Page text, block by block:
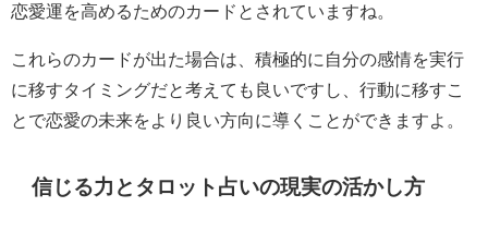
恋愛運を高めるためのカードとされていますね。
これらのカードが出た場合は、積極的に自分の感情を実行
に移すタイミングだと考えても良いですし、行動に移すこ
とで恋愛の未来をより良い方向に導くことができますよ。
信じる力とタロット占いの現実の活かし方